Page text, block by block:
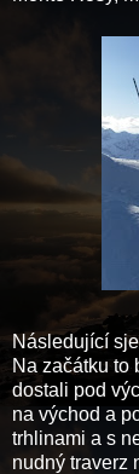
Následující
Na začátku to
dostali pod
na východ a
trhlinami a s
nudný traverz